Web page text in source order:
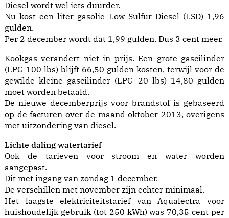
Diesel wordt wel iets duurder.
Nu kost een liter gasolie Low Sulfur Diesel (LSD) 1,96
gulden.
Per 2 december wordt dat 1,99 gulden. Dus 3 cent meer.
Kookgas verandert niet in prijs. Een grote gascilinder
(LPG 100 lbs) blijft 66,50 gulden kosten, terwijl voor de
gewilde kleine gascilinder (LPG 20 lbs) 14,80 gulden
moet worden betaald.
De nieuwe decemberprijs voor brandstof is gebaseerd
op de facturen over de maand oktober 2013, overigens
met uitzondering van diesel.
Lichte daling watertarief
Ook de tarieven voor stroom en water worden
aangepast.
Dit met ingang van zondag 1 december.
De verschillen met november zijn echter minimaal.
Het laagste elektriciteitstarief van Aqualectra voor
huishoudelijk gebruik (tot 250 kWh) was 70,35 cent per